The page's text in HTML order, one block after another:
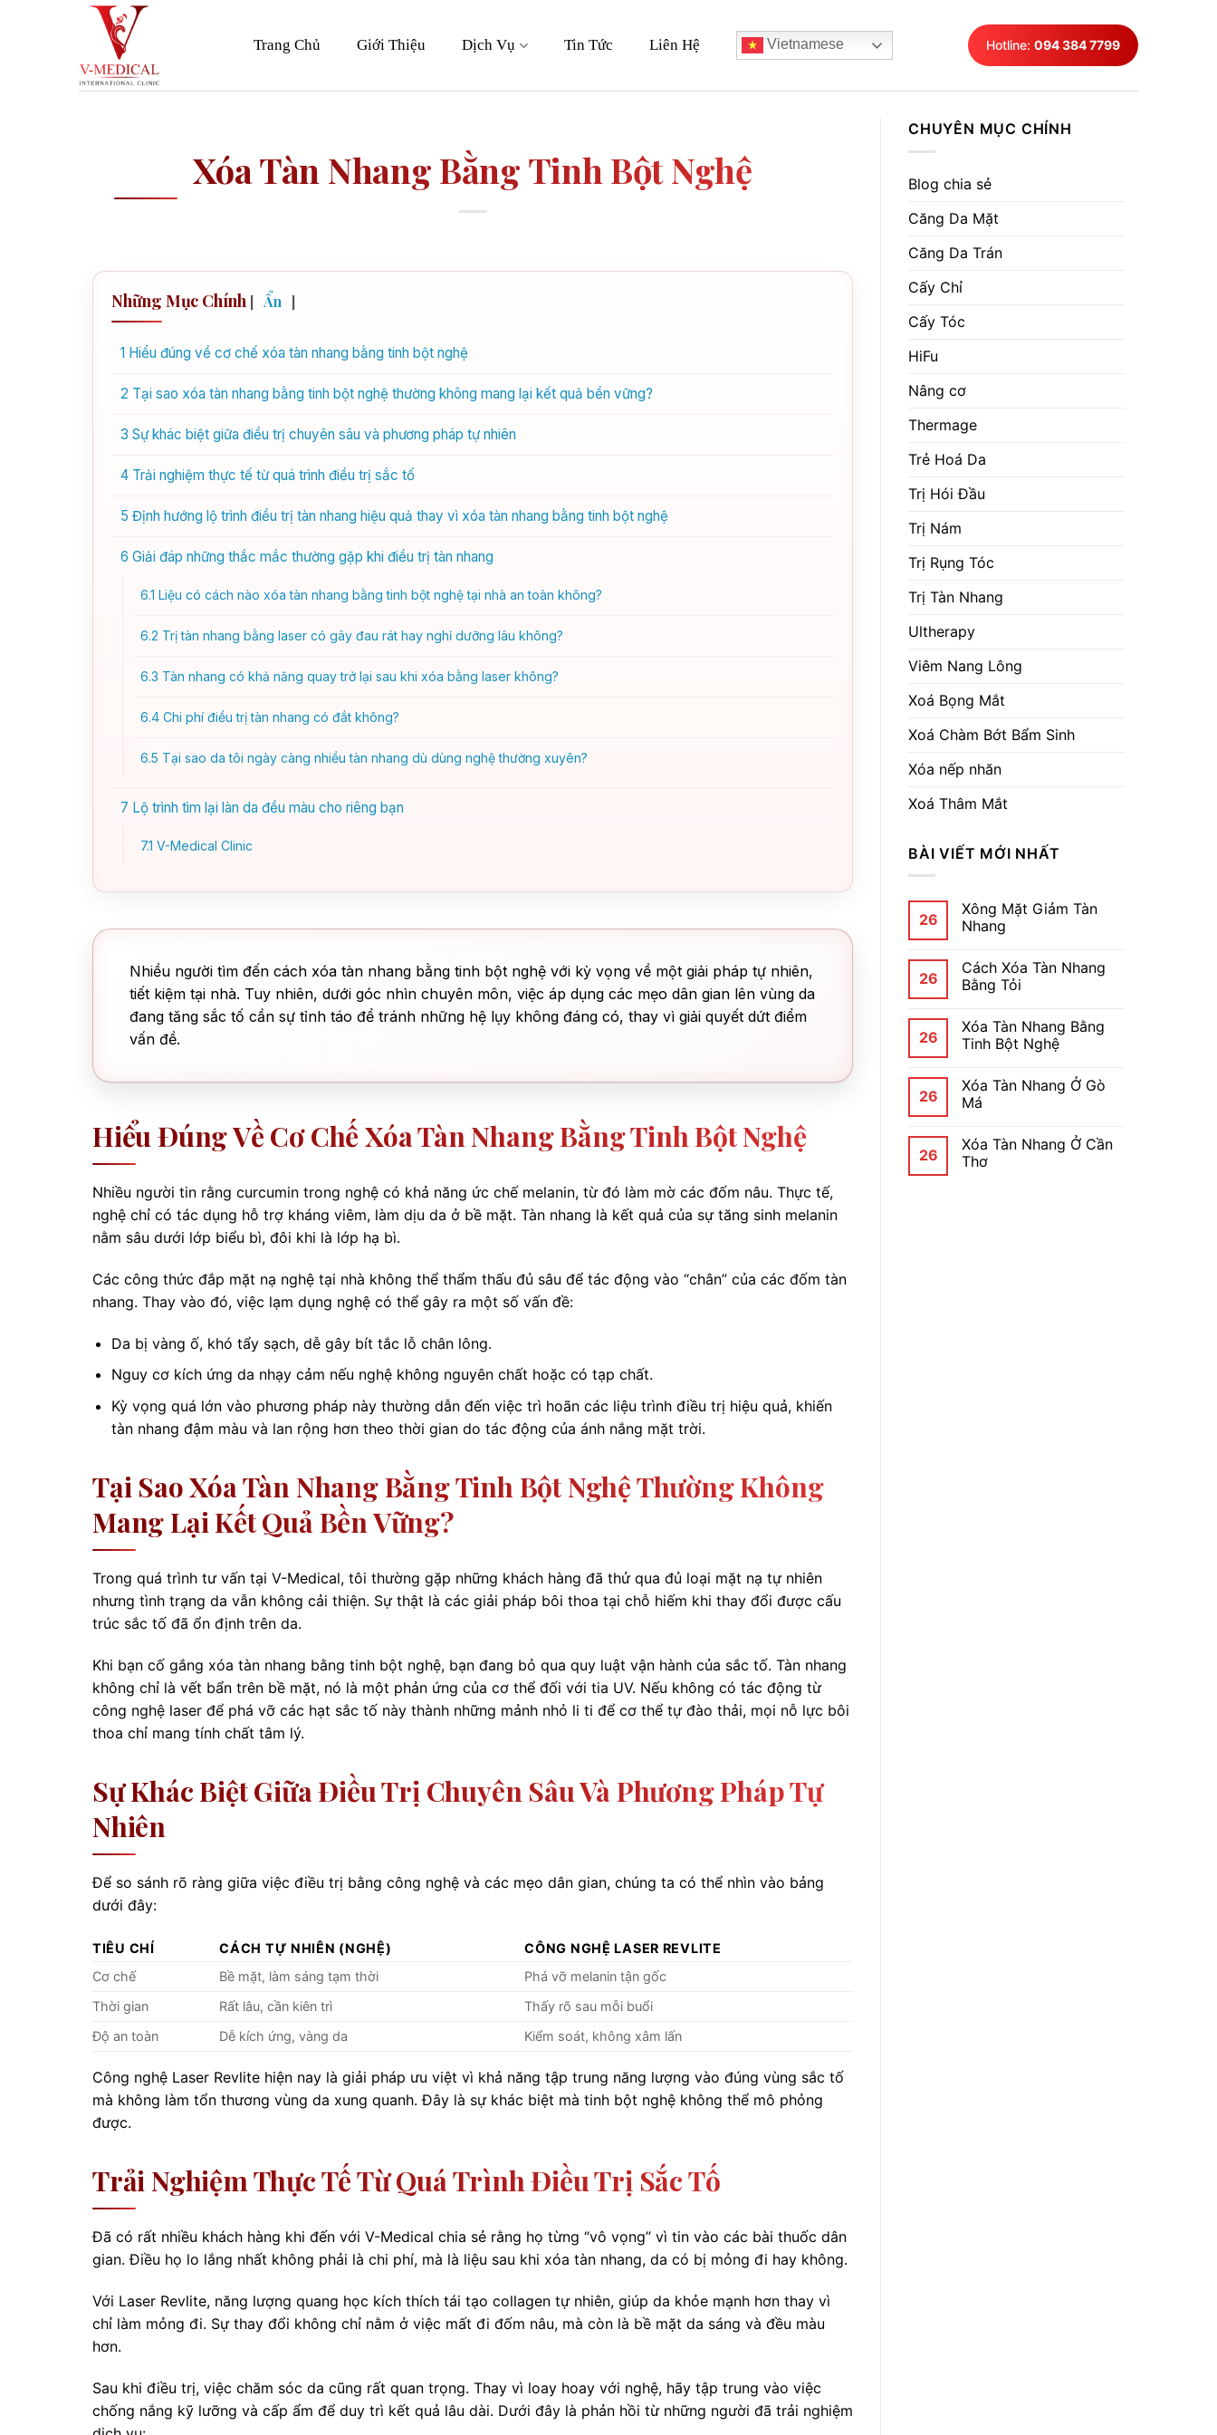
Trang Chủ Giới Thiệu Dịch Vụ Tin Tức Liên Hệ Vietnamese Hotline: 094 384 7799
Xóa Tàn Nhang Bằng Tinh Bột Nghệ
Những Mục Chính [ Ẩn ]
1 Hiểu đúng về cơ chế xóa tàn nhang bằng tinh bột nghệ
2 Tại sao xóa tàn nhang bằng tinh bột nghệ thường không mang lại kết quả bền vững?
3 Sự khác biệt giữa điều trị chuyên sâu và phương pháp tự nhiên
4 Trải nghiệm thực tế từ quá trình điều trị sắc tố
5 Định hướng lộ trình điều trị tàn nhang hiệu quả thay vì xóa tàn nhang bằng tinh bột nghệ
6 Giải đáp những thắc mắc thường gặp khi điều trị tàn nhang
6.1 Liệu có cách nào xóa tàn nhang bằng tinh bột nghệ tại nhà an toàn không?
6.2 Trị tàn nhang bằng laser có gây đau rát hay nghỉ dưỡng lâu không?
6.3 Tàn nhang có khả năng quay trở lại sau khi xóa bằng laser không?
6.4 Chi phí điều trị tàn nhang có đắt không?
6.5 Tại sao da tôi ngày càng nhiều tàn nhang dù dùng nghệ thường xuyên?
7 Lộ trình tìm lại làn da đều màu cho riêng bạn
7.1 V-Medical Clinic
Nhiều người tìm đến cách xóa tàn nhang bằng tinh bột nghệ với kỳ vọng về một giải pháp tự nhiên,
tiết kiệm tại nhà. Tuy nhiên, dưới góc nhìn chuyên môn, việc áp dụng các mẹo dân gian lên vùng da
đang tăng sắc tố cần sự tỉnh táo để tránh những hệ lụy không đáng có, thay vì giải quyết dứt điểm
vấn đề.
Hiểu Đúng Về Cơ Chế Xóa Tàn Nhang Bằng Tinh Bột Nghệ
Nhiều người tin rằng curcumin trong nghệ có khả năng ức chế melanin, từ đó làm mờ các đốm nâu. Thực tế,
nghệ chỉ có tác dụng hỗ trợ kháng viêm, làm dịu da ở bề mặt. Tàn nhang là kết quả của sự tăng sinh melanin
nằm sâu dưới lớp biểu bì, đôi khi là lớp hạ bì.
Các công thức đắp mặt nạ nghệ tại nhà không thể thẩm thấu đủ sâu để tác động vào “chân” của các đốm tàn
nhang. Thay vào đó, việc lạm dụng nghệ có thể gây ra một số vấn đề:
Da bị vàng ố, khó tẩy sạch, dễ gây bít tắc lỗ chân lông.
Nguy cơ kích ứng da nhạy cảm nếu nghệ không nguyên chất hoặc có tạp chất.
Kỳ vọng quá lớn vào phương pháp này thường dẫn đến việc trì hoãn các liệu trình điều trị hiệu quả, khiến
tàn nhang đậm màu và lan rộng hơn theo thời gian do tác động của ánh nắng mặt trời.
Tại Sao Xóa Tàn Nhang Bằng Tinh Bột Nghệ Thường Không
Mang Lại Kết Quả Bền Vững?
Trong quá trình tư vấn tại V-Medical, tôi thường gặp những khách hàng đã thử qua đủ loại mặt nạ tự nhiên
nhưng tình trạng da vẫn không cải thiện. Sự thật là các giải pháp bôi thoa tại chỗ hiếm khi thay đổi được cấu
trúc sắc tố đã ổn định trên da.
Khi bạn cố gắng xóa tàn nhang bằng tinh bột nghệ, bạn đang bỏ qua quy luật vận hành của sắc tố. Tàn nhang
không chỉ là vết bẩn trên bề mặt, nó là một phản ứng của cơ thể đối với tia UV. Nếu không có tác động từ
công nghệ laser để phá vỡ các hạt sắc tố này thành những mảnh nhỏ li ti để cơ thể tự đào thải, mọi nỗ lực bôi
thoa chỉ mang tính chất tâm lý.
Sự Khác Biệt Giữa Điều Trị Chuyên Sâu Và Phương Pháp Tự
Nhiên
Để so sánh rõ ràng giữa việc điều trị bằng công nghệ và các mẹo dân gian, chúng ta có thể nhìn vào bảng
dưới đây:
TIÊU CHÍ CÁCH TỰ NHIÊN (NGHỆ)
CÔNG NGHỆ LASER REVLITE
Cơ chế
Bề mặt, làm sáng tạm thời
Phá vỡ melanin tận gốc
Thời gian
Rất lâu, cần kiên trì
Thấy rõ sau mỗi buổi
Độ an toàn
Dễ kích ứng, vàng da Kiểm soát, không xâm lấn
Công nghệ Laser Revlite hiện nay là giải pháp ưu việt vì khả năng tập trung năng lượng vào đúng vùng sắc tố
mà không làm tổn thương vùng da xung quanh. Đây là sự khác biệt mà tinh bột nghệ không thể mô phỏng
được.
Trải Nghiệm Thực Tế Từ Quá Trình Điều Trị Sắc Tố
Đã có rất nhiều khách hàng khi đến với V-Medical chia sẻ rằng họ từng “vô vọng” vì tin vào các bài thuốc dân
gian. Điều họ lo lắng nhất không phải là chi phí, mà là liệu sau khi xóa tàn nhang, da có bị mỏng đi hay không.
Với Laser Revlite, năng lượng quang học kích thích tái tạo collagen tự nhiên, giúp da khỏe mạnh hơn thay vì
chỉ làm mỏng đi. Sự thay đổi không chỉ nằm ở việc mất đi đốm nâu, mà còn là bề mặt da sáng và đều màu
hơn.
Sau khi điều trị, việc chăm sóc da cũng rất quan trọng. Thay vì loay hoay với nghệ, hãy tập trung vào việc
chống nắng kỹ lưỡng và cấp ẩm để duy trì kết quả lâu dài. Dưới đây là phản hồi từ những người đã trải nghiệm
CHUYÊN MỤC CHÍNH
Blog chia sẻ
Căng Da Mặt
Căng Da Trán
Cấy Chỉ
Cấy Tóc
HiFu
Nâng cơ
Thermage
Trẻ Hoá Da
Trị Hói Đầu
Trị Nám
Trị Rụng Tóc
Trị Tàn Nhang
Ultherapy
Viêm Nang Lông
Xoá Bọng Mắt
Xoá Chàm Bớt Bẩm Sinh
Xóa nếp nhăn
Xoá Thâm Mắt
BÀI VIẾT MỚI NHẤT
26
Xông Mặt Giảm Tàn
Nhang
26
Cách Xóa Tàn Nhang
Bằng Tỏi
26
Xóa Tàn Nhang Bằng
Tinh Bột Nghệ
26
Xóa Tàn Nhang Ở Gò
Má
26
Xóa Tàn Nhang Ở Cần
Thơ